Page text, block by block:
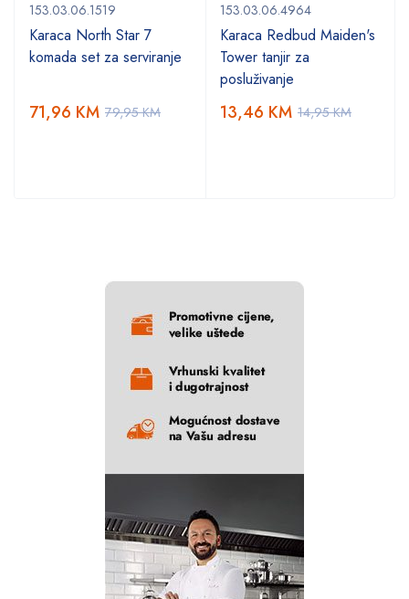
153.03.06.1519
Karaca North Star 7
komada set za serviranje
79,95KM
71,96 KM
153.03.06.4964
Karaca Redbud Maiden's
Tower tanjir za
posluživanje
14,95KM
13,46 KM